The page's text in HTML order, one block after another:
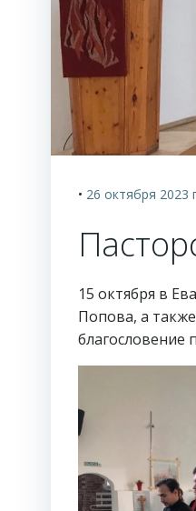
• 26 октября 2023
15 октября в
Попова, а
благословение